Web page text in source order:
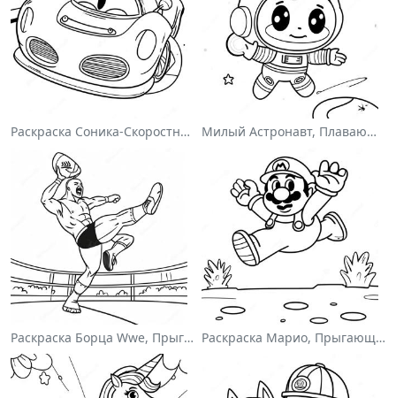
Раскраска Соника-Скоростного Гонщика Милый Астронавт, Плавающий В Космосе На Раскраске
Раскраска Борца Wwe, Прыгающего На Соперника Раскраска Марио, Прыгающего Через Гумбасов